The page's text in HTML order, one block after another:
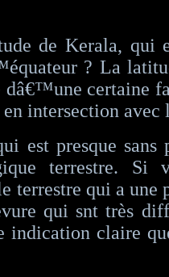
de Kerala, qui
? La
dâ€™une certaine
intersection avec
est presque sans
terrestre. Si
qui a une
qui snt très
indication claire